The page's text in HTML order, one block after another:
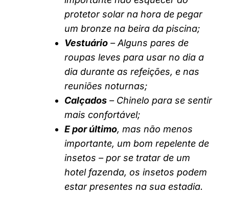
protetor solar na hora de pegar
um bronze na beira da piscina;
Vestuário – Alguns pares de
roupas leves para usar no dia a
dia durante as refeições, e nas
reuniões noturnas;
Calçados – Chinelo para se sentir
mais confortável;
E por último, mas não menos
importante, um bom repelente de
insetos – por se tratar de um
hotel fazenda, os insetos podem
estar presentes na sua estadia.